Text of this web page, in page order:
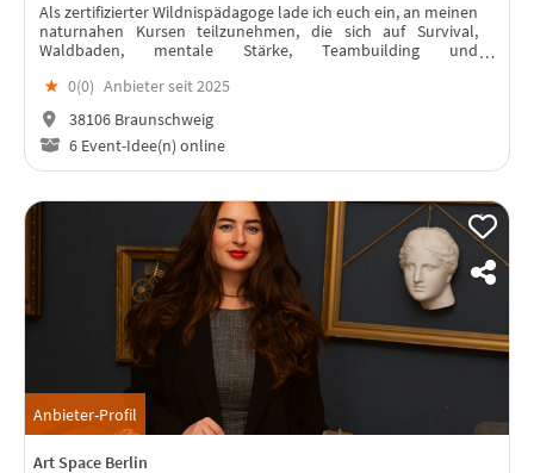
Als zertifizierter Wildnispädagoge lade ich euch ein, an meinen
naturnahen Kursen teilzunehmen, die sich auf Survival,
Waldbaden, mentale Stärke, Teambuilding und
Natur und stärkt euer Team!
★ 0(0) Anbieter seit 2025
38106 Braunschweig
6 Event-Idee(n) online
Anbieter-Profil
Art Space Berlin